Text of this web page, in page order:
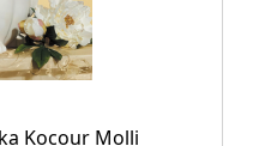
Kocour Molli